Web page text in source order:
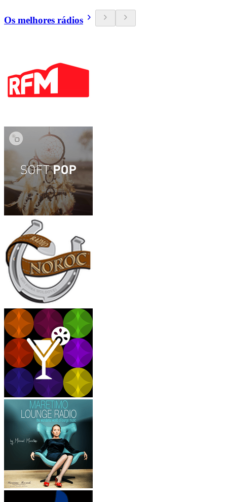
Os melhores rádios